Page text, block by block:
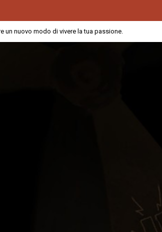
un nuovo modo di vivere la tua passione.